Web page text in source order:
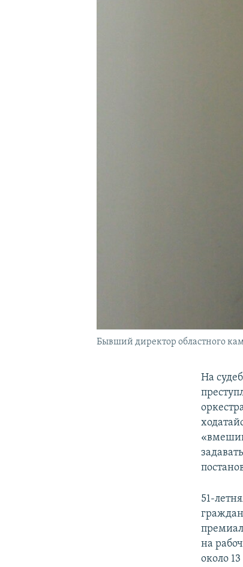
Бывший директор областного
На
51-
на
около